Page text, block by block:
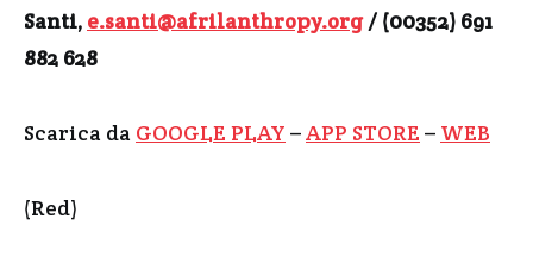
Santi, e.santi@afrilanthropy.org/ (00352) 691
882 628
Scarica da GOOGLE PLAY –APP STORE – WEB
(Red)